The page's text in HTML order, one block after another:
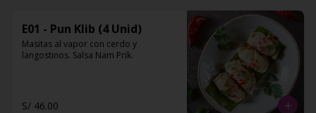
E01 - Pun Klib (4 Unid)
Masitas al vapor con cerdo y
langostinos. Salsa Nam Prik.
S/ 46.00